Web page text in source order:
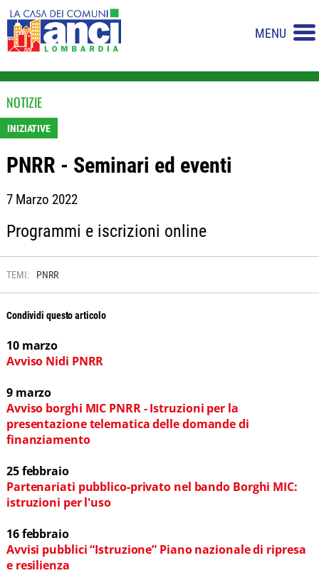
MENU
NOTIZIE
INIZIATIVE
PNRR - Seminari ed eventi
7 Marzo 2022
Programmi e iscrizioni online
TEMI: PNRR
Condividi questo articolo
10 marzo
Avviso Nidi PNRR
9 marzo
Avviso borghi MIC PNRR - Istruzioni per la
presentazione telematica delle domande di
finanziamento
25 febbraio
Partenariati pubblico-privato nel bando Borghi MIC:
istruzioni per l'uso
16 febbraio
Avvisi pubblici “Istruzione” Piano nazionale di ripresa
e resilienza